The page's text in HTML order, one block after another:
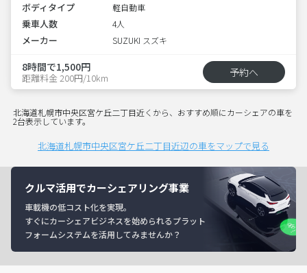
ボディタイプ 軽自動車
乗車人数 4人
メーカー SUZUKI スズキ
8時間で1,500円
距離料金 200円/10km 予約へ
北海道札幌市中央区宮ケ丘二丁目近くから、おすすめ順にカーシェアの車を
2台表示しています。
北海道札幌市中央区宮ケ丘二丁目近辺の車をマップで見る
クルマ活用でカーシェアリング事業
車載機の低コスト化を実現。
すぐにカーシェアビジネスを始められるプラット
フォームシステムを活用してみませんか？